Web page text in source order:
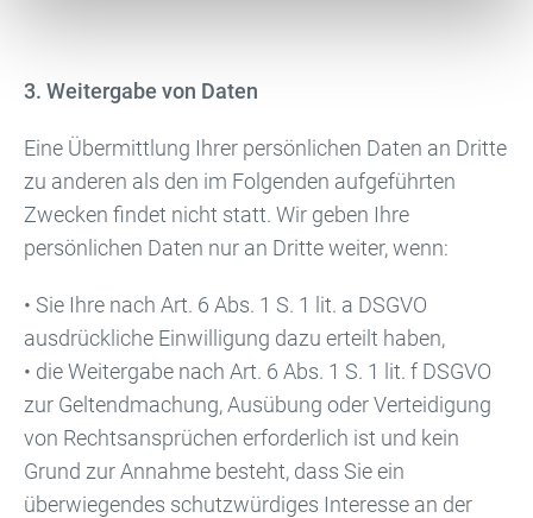
3. Weitergabe von Daten
Eine Übermittlung Ihrer persönlichen Daten an Dritte
zu anderen als den im Folgenden aufgeführten
Zwecken findet nicht statt. Wir geben Ihre
persönlichen Daten nur an Dritte weiter, wenn:
• Sie Ihre nach Art. 6 Abs. 1 S. 1 lit. a DSGVO
ausdrückliche Einwilligung dazu erteilt haben,
• die Weitergabe nach Art. 6 Abs. 1 S. 1 lit. f DSGVO
zur Geltendmachung, Ausübung oder Verteidigung
von Rechtsansprüchen erforderlich ist und kein
Grund zur Annahme besteht, dass Sie ein
überwiegendes schutzwürdiges Interesse an der